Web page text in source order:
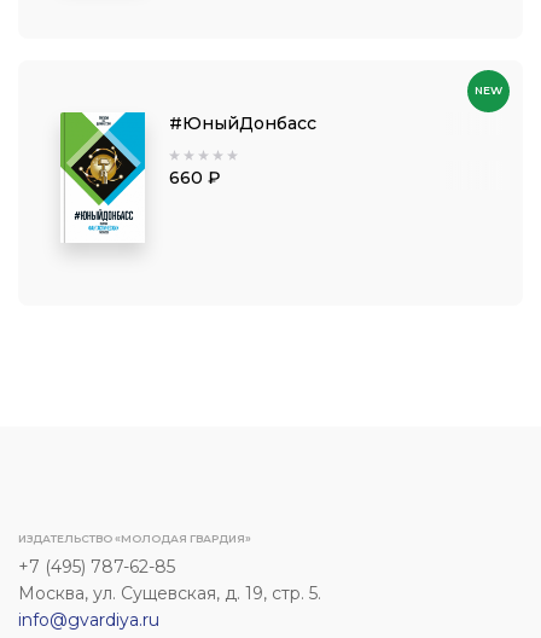
#ЮныйДонбасс
660 ₽
NEW
ИЗДАТЕЛЬСТВО «МОЛОДАЯ ГВАРДИЯ»
+7 (495) 787-62-85
Москва, ул. Сущевская, д. 19, стр. 5.
info@gvardiya.ru